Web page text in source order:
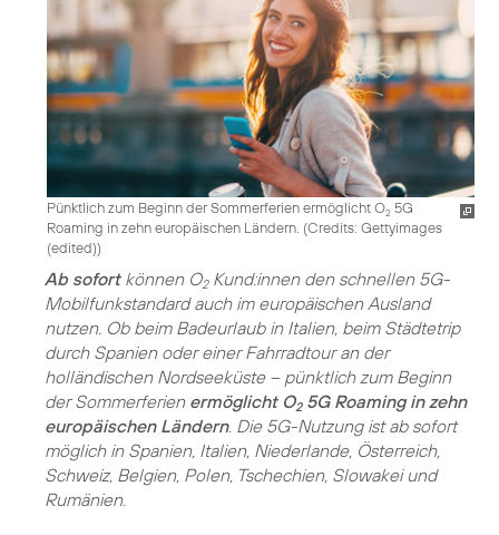
Pünktlich zum Beginn der Sommerferien ermöglicht O2 5G
Roaming in zehn europäischen Ländern. (Credits: Gettyimages
(edited))
Ab sofortkönnen O2Kund:innen den schnellen 5G-
Mobilfunkstandard auch im europäischen Ausland
nutzen. Ob beim Badeurlaub in Italien, beim Städtetrip
durch Spanien oder einer Fahrradtour an der
holländischen Nordseeküste – pünktlich zum Beginn
der Sommerferien ermöglicht O25G Roaming in zehn
europäischen Ländern. Die 5G-Nutzung ist ab sofort
möglich in Spanien, Italien, Niederlande, Österreich,
Schweiz, Belgien, Polen, Tschechien, Slowakei und
Rumänien.